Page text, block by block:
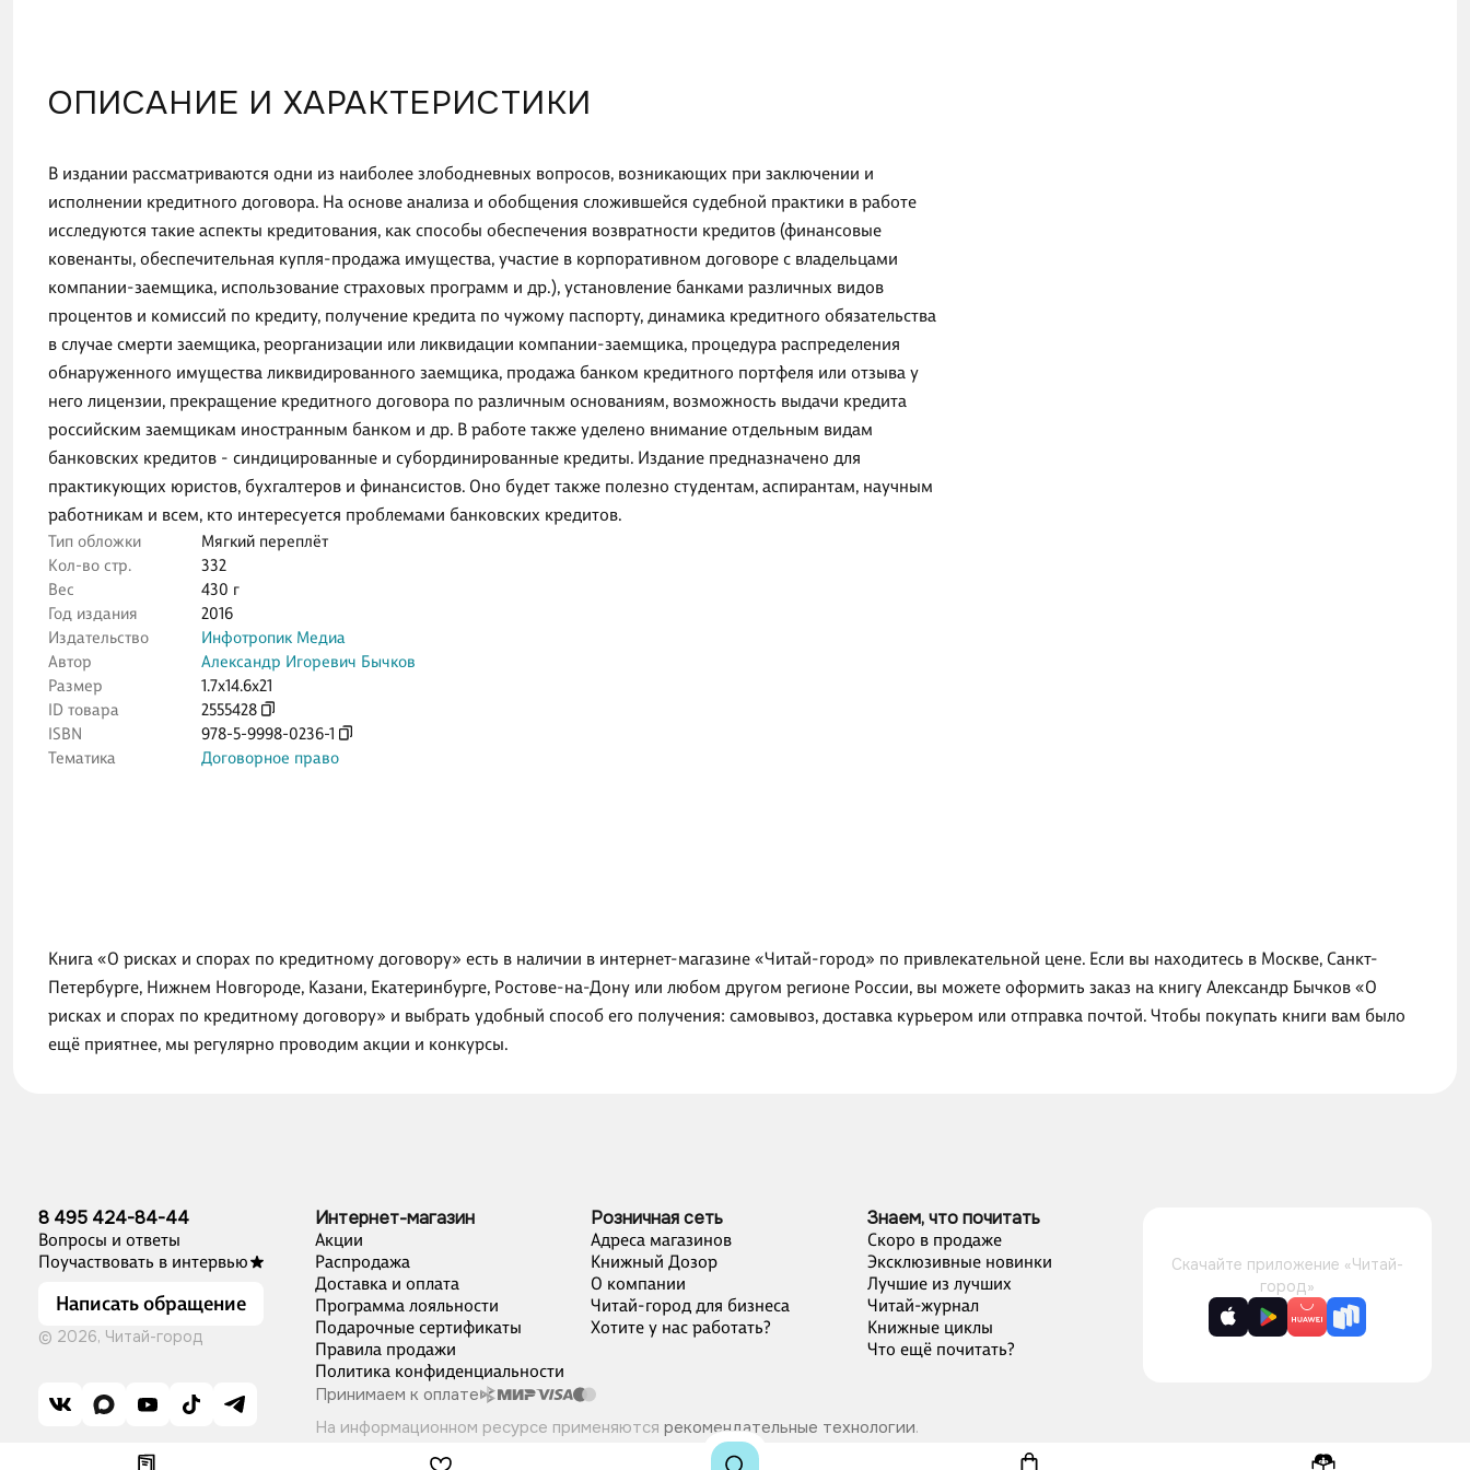
ОПИСАНИЕ И ХАРАКТЕРИСТИКИ
В издании рассматриваются одни из наиболее злободневных вопросов, возникающих при заключении и
исполнении кредитного договора. На основе анализа и обобщения сложившейся судебной практики в работе
исследуются такие аспекты кредитования, как способы обеспечения возвратности кредитов (финансовые
ковенанты, обеспечительная купля-продажа имущества, участие в корпоративном договоре с владельцами
компании-заемщика, использование страховых программ и др.), установление банками различных видов
процентов и комиссий по кредиту, получение кредита по чужому паспорту, динамика кредитного обязательства
в случае смерти заемщика, реорганизации или ликвидации компании-заемщика, процедура распределения
обнаруженного имущества ликвидированного заемщика, продажа банком кредитного портфеля или отзыва у
него лицензии, прекращение кредитного договора по различным основаниям, возможность выдачи кредита
российским заемщикам иностранным банком и др. В работе также уделено внимание отдельным видам
банковских кредитов - синдицированные и субординированные кредиты. Издание предназначено для
практикующих юристов, бухгалтеров и финансистов. Оно будет также полезно студентам, аспирантам, научным
работникам и всем, кто интересуется проблемами банковских кредитов.
Тип обложки
Мягкий переплёт
Кол-во стр.
332
Вес
430 г
Год издания
2016
Издательство
Инфотропик Медиа
Автор
Александр Игоревич Бычков
Размер
1.7x14.6x21
ID товара
2555428
ISBN
978-5-9998-0236-1
Тематика
Договорное право
Книга «О рисках и спорах по кредитному договору» есть в наличии в интернет-магазине «Читай-город» по привлекательной цене. Если вы находитесь в Москве, Санкт-
Петербурге, Нижнем Новгороде, Казани, Екатеринбурге, Ростове-на-Дону или любом другом регионе России, вы можете оформить заказ на книгу Александр Бычков «О
рисках и спорах по кредитному договору» и выбрать удобный способ его получения: самовывоз, доставка курьером или отправка почтой. Чтобы покупать книги вам было
ещё приятнее, мы регулярно проводим акции и конкурсы.
8 495 424-84-44
Вопросы и ответы
Поучаствовать в интервью
Написать обращение
© 2026, Читай-город
Интернет-магазин
Акции
Распродажа
Доставка и оплата
Программа лояльности
Подарочные сертификаты
Правила продажи
Политика конфиденциальности
Розничная сеть
Адреса магазинов
Книжный Дозор
О компании
Читай-город для бизнеса
Хотите у нас работать?
Знаем, что почитать
Скоро в продаже
Эксклюзивные новинки
Лучшие из лучших
Читай-журнал
Книжные циклы
Что ещё почитать?
Принимаем к оплате
На информационном ресурсе применяются рекомендательные технологии.
Скачайте приложение «Читай-
город»